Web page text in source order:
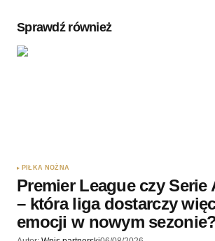
Sprawdź również
PIŁKA NOŻNA
Premier League czy Serie
– która liga dostarczy
emocji w nowym